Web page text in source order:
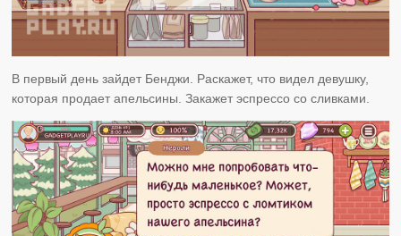
В первый день зайдет Бенджи. Раскажет, что видел девушку,
которая продает апельсины. Закажет эспрессо со сливками.